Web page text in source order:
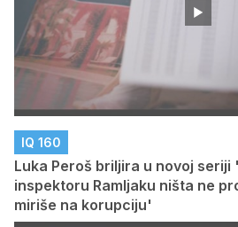
IQ 160
Luka Peroš briljira u novoj seriji
inspektoru Ramljaku ništa ne
miriše na korupciju'